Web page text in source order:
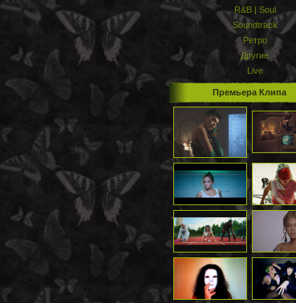
R&B | Soul
Soundtrack
Ретро
Другие
Live
Премьера Клипа